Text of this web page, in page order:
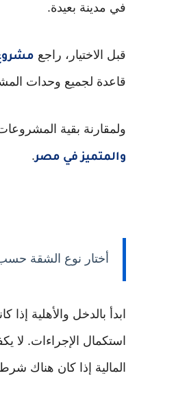
في مدينة بعيدة.
قبل الاختيار، راجع
قاعدة لجميع وحدات
ولمقارنة بقية
والمتميز في مصر.
أختار نوع الشقة
ابدأ بالدخل والأهلية
استكمال الإجراءات. لا
المالية إذا كان هناك